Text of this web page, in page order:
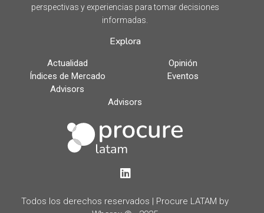
perspectivas y experiencias para tomar decisiones
informadas.
Explora
Actualidad
Opinión
Índices de Mercado
Eventos
Advisors
Advisors
LinkedIn
Todos los derechos reservados | Procure LATAM by